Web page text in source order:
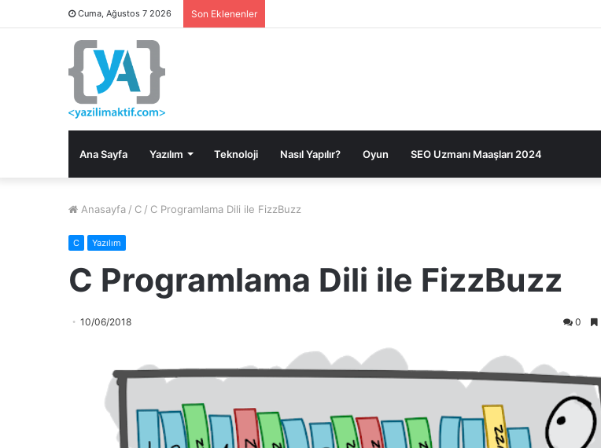
Cuma, Ağustos 7 2026 Son Eklenenler
Ana Sayfa Yazılım Teknoloji Nasıl Yapılır? Oyun SEO Uzmanı Maaşları 2024
Anasayfa / C / C Programlama Dili ile FizzBuzz
C Yazılım
C Programlama Dili ile FizzBuzz
10/06/2018 0